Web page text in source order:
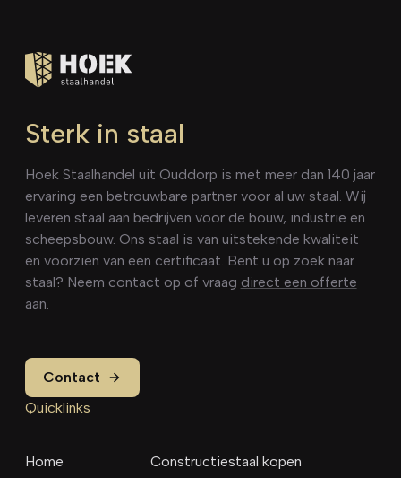
Sterk in staal
Hoek Staalhandel uit Ouddorp is met meer dan 140 jaar
ervaring een betrouwbare partner voor al uw staal. Wij
leveren staal aan bedrijven voor de bouw, industrie en
scheepsbouw. Ons staal is van uitstekende kwaliteit
en voorzien van een certificaat. Bent u op zoek naar
staal? Neem contact op of vraag direct een offerte
aan.
Contact
Quicklinks
Home
Constructiestaal kopen